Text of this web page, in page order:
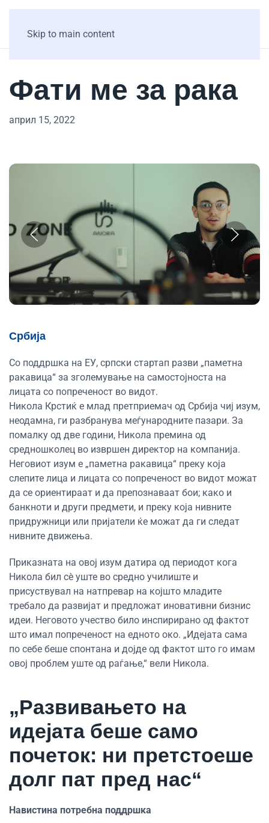
Skip to main content
Фати ме за рака
април 15, 2022
Србија
Со поддршка на ЕУ, српски стартап разви „паметна
ракавица“ за зголемување на самостојноста на
лицата со попреченост во видот.
Никола Крстиќ е млад претприемач од Србија чиј изум,
неодамна, ги разбранува меѓународните пазари. За
помалку од две години, Никола премина од
средношколец во извршен директор на компанија.
Неговиот изум е „паметна ракавица“ преку која
слепите лица и лицата со попреченост во видот можат
да се ориентираат и да препознаваат бои; како и
банкноти и други предмети, и преку која нивните
придружници или пријатели ќе можат да ги следат
нивните движења.
Приказната на овој изум датира од периодот кога
Никола бил сè уште во средно училиште и
присуствувал на натпревар на којшто младите
требало да развијат и предложат иновативни бизнис
идеи. Неговото учество било инспирирано од фактот
што имал попреченост на едното око. „Идејата сама
по себе беше спонтана и дојде од фактот што го имам
овој проблем уште од раѓање,“ вели Никола.
„Развивањето на
идејата беше само
почеток: ни претстоеше
долг пат пред нас“
Навистина потребна поддршка